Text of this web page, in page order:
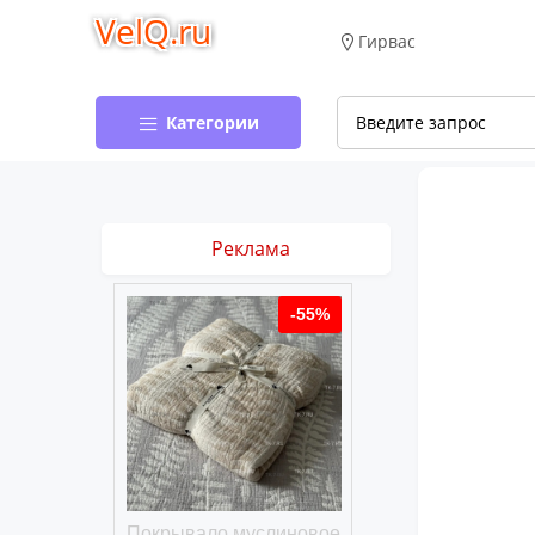
VelQ.ru Гирвас
Категории
Реклама
-55%